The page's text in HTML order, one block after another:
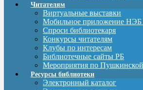
Читателям
Виртуальные выставки
Мобильное приложение НЭБ
Спроси библиотекаря
Конкурсы читателям
Клубы по интересам
Библиотечные сайты РБ
Мероприятия по Пушкинской
Ресурсы библиотеки
Электронный каталог